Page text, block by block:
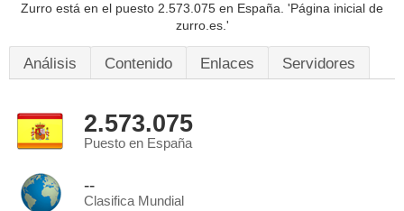
Zurro está en el puesto 2.573.075 en España. 'Página inicial de
zurro.es.'
Análisis Contenido Enlaces Servidores
2.573.075
Puesto en España
--
Clasifica Mundial